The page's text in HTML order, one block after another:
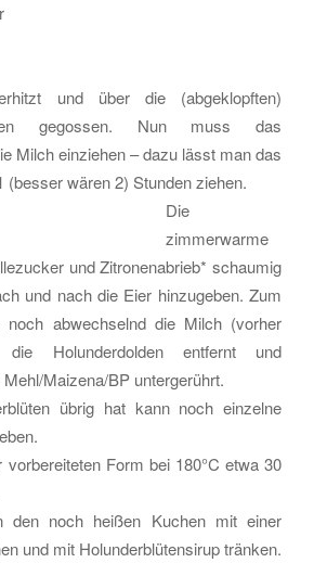
und über die (abgeklopften)
gegossen. Nun muss das
Milch einziehen – dazu lässt man das
(besser wären 2) Stunden ziehen.
Die
zimmerwarme
und Zitronenabrieb* schaumig
und nach die Eier hinzugeben. Zum
abwechselnd die Milch (vorher
die Holunderdolden entfernt und
Maizena/BP untergerührt.
übrig hat kann noch einzelne
vorbereiteten Form bei 180°C etwa 30
den noch heißen Kuchen mit einer
und mit Holunderblütensirup tränken.